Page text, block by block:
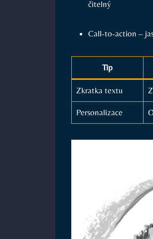
čitelný
Call-to-action –
Tip
Zkratka textu
Personalizace